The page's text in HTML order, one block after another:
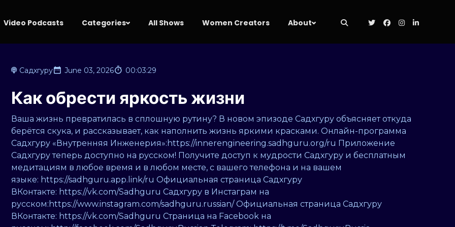
Video Podcasts Categories All Shows Women Creators About
Садхгуру June 03, 2026 00:03:29
Как обрести яркость жизни
Ваша жизнь превратилась в сплошную рутину? В новом эпизоде Садхгуру объясняет откуда
берётся скука, и рассказывает, как наполнить жизнь яркими красками. Онлайн-программа
Садхгуру «Внутренняя Инженерия»:https://innerengineering.sadhguru.org/ru Приложение
Садхгуру теперь доступно на русском! Получите доступ к мудрости Садхгуру и бесплатным
медитациям в любое время и в любом месте, с вашего телефона и на вашем
языке: https://sadhguru.app.link/ru Официальная страница Садхгуру
ВКонтакте: https://vk.com/Sadhguru Садхгуру в Инстаграм на
русском:https://www.instagram.com/sadhguru.russian/ Официальная страница Садхгуру
ВКонтакте: https://vk.com/Sadhguru Страница на Facebook на